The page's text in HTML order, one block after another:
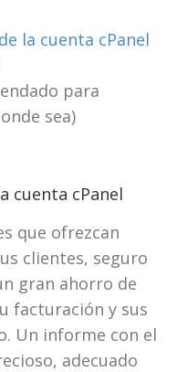
la cuenta cPanel
para
sea)
cuenta cPanel
que ofrezcan
clientes, seguro
gran ahorro de
facturación y sus
Un informe con el
adecuado